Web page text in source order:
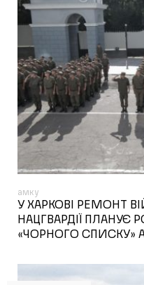
амку
У ХАРКОВІ РЕМОНТ
НАЦГВАРДІЇ ПЛАНУЄ
«ЧОРНОГО СПИСКУ»